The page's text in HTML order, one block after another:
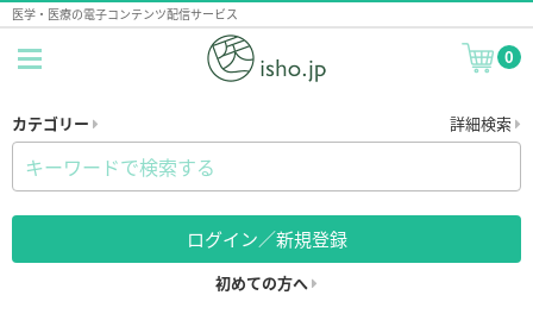
医学・医療の電子コンテンツ配信サービス
0
カテゴリー 詳細検索
ログイン／新規登録
初めての方へ